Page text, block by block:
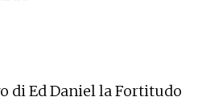
di Ed Daniel la Fortitudo